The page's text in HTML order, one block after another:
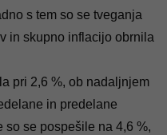
s tem so se tveganja
in skupno inflacijo obrnila
pri 2,6 %, ob nadaljnjem
in predelane
so se pospešile na 4,6 %,